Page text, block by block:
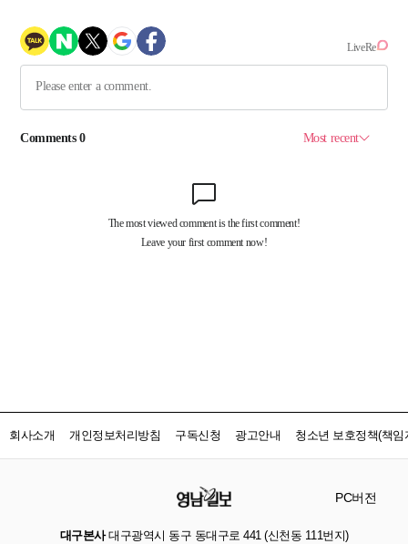
회사소개 개인정보처리방침 구독신청 광고안내 청소년 보호정책(책임
PC버전
대구본사대구광역시 동구 동대구로 441 (신천동 111번지)